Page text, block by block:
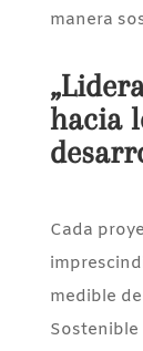
manera
hacia
Cada
medible
Sostenible